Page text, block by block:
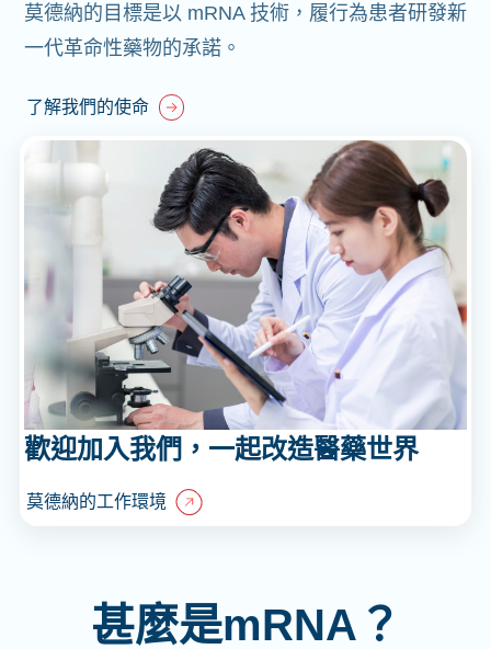
莫德納的目標是以 mRNA 技術，履行為患者研發新
一代革命性藥物的承諾。
了解我們的使命
歡迎加入我們，一起改造醫藥世界
莫德納的工作環境
甚麼是mRNA？